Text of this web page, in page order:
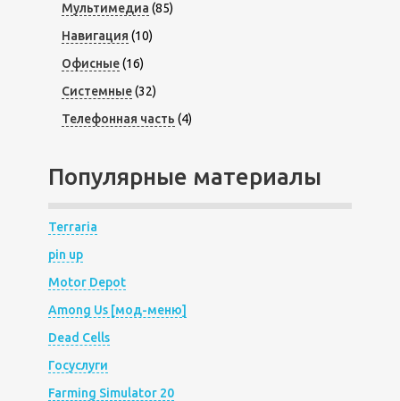
Мультимедиа (85)
Навигация (10)
Офисные(16)
Системные(32)
Телефонная часть (4)
Популярные материалы
Terraria
pin up
Motor Depot
Among Us [мод-меню]
Dead Cells
Госуслуги
Farming Simulator 20